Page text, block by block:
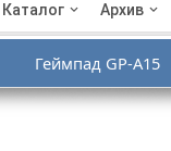
Каталог Архив
Геймпад GP-A15